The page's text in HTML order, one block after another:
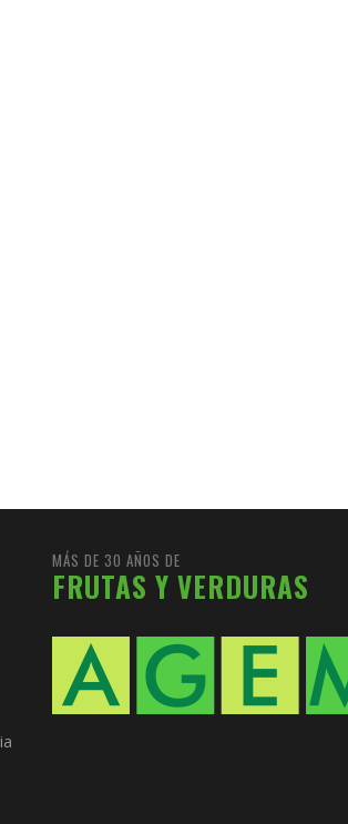
MÁS DE 30 AÑOS DE
FRUTAS Y VERDURAS